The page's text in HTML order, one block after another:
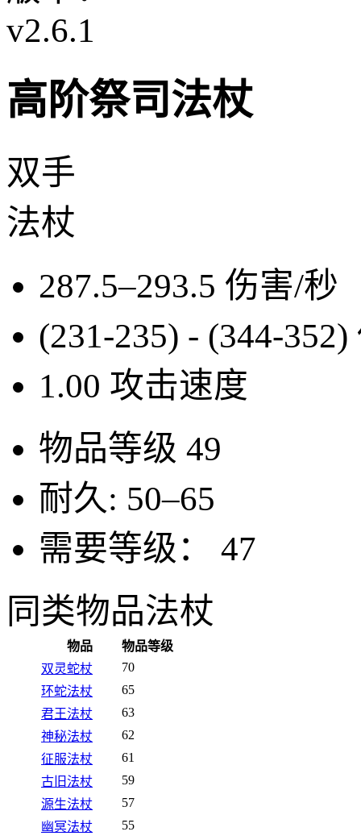
v2.6.1
高阶祭司法杖
双手
法杖
287.5–293.5 伤害/秒
(231-235) - (344-352)
1.00 攻击速度
物品等级 49
耐久: 50–65
需要等级：
47
同类物品法杖
物品
物品等级
双灵蛇杖
70
环蛇法杖
65
君王法杖
63
神秘法杖
62
征服法杖
61
古旧法杖
59
源生法杖
57
幽冥法杖
55